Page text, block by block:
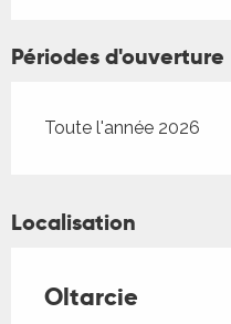
Périodes d'ouverture
Toute l'année 2026
Localisation
Oltarcie